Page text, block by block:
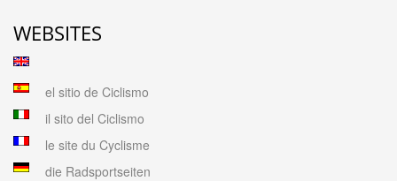
WEBSITES
el sitio de Ciclismo
il sito del Ciclismo
le site du Cyclisme
die Radsportseiten